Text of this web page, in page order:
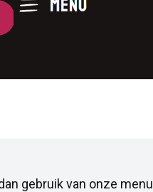
gebruik van onze